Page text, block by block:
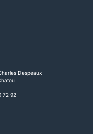
Despeaux
72 92